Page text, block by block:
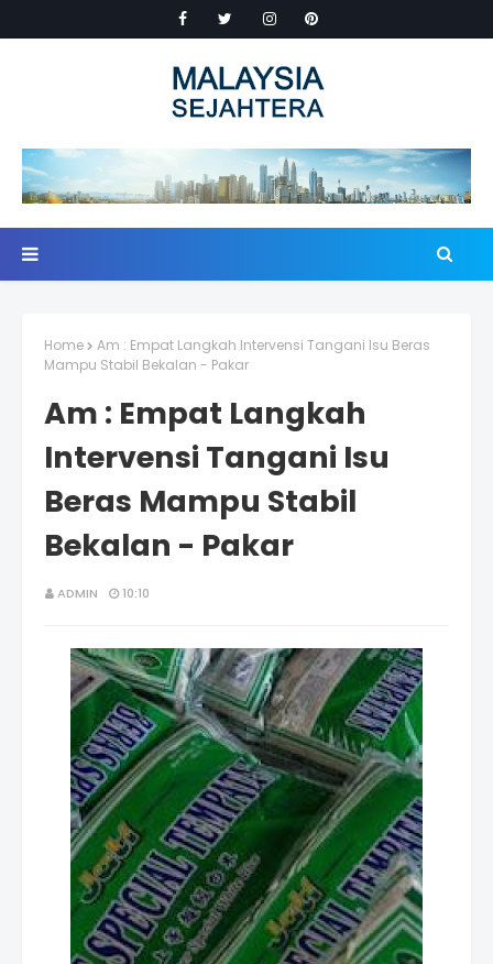
Home
Am : Empat Langkah Intervensi Tangani Isu Beras
Mampu Stabil Bekalan - Pakar
Am : Empat Langkah
Intervensi Tangani Isu
Beras Mampu Stabil
Bekalan - Pakar
ADMIN 10:10